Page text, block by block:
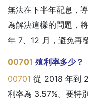
無法在下半年配息，
為解決這樣的問題，將
年 7、12 月，避免再
00701 殖利率多少？
00701 從 2018 年到
利率為 3.57%。要特